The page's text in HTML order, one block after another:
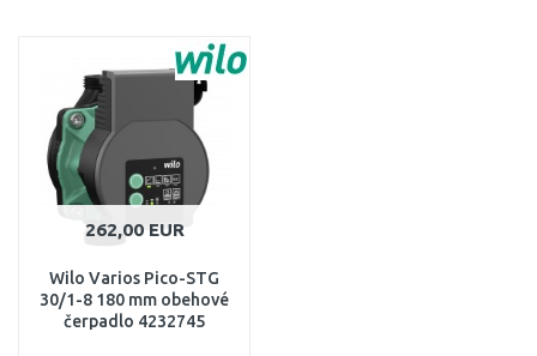
Porovnať
262,00 EUR
Wilo Varios Pico-STG
30/1-8 180 mm obehové
čerpadlo 4232745